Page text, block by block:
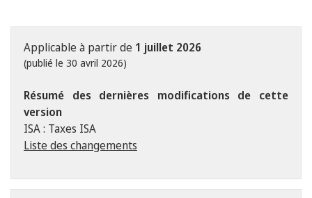
Applicable à partir de 1 juillet 2026
(publié le 30 avril 2026)
Résumé des dernières modifications de cette
version
ISA : Taxes ISA
Liste des changements